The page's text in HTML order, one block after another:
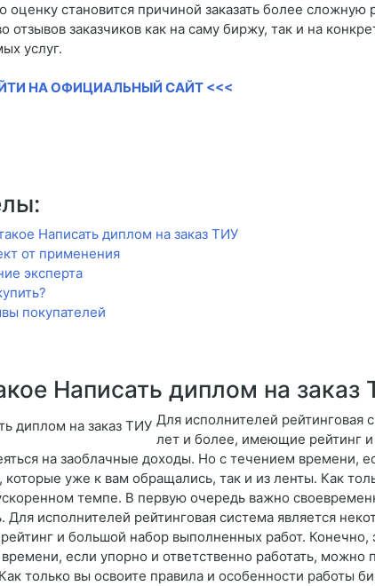
оценку становится причиной заказать более
отзывов заказчиков как на саму биржу, так и на
услуг.
НА ОФИЦИАЛЬНЫЙ САЙТ <<<
Написать диплом на заказ ТИУ
от применения
эксперта
покупателей
Написать диплом на заказ
Для исполнителей рейтинговая
лет и более, имеющие рейтинг
на заоблачные доходы. Но с течением времени,
которые уже к вам обращались, так и из ленты. Как
темпе. В первую очередь важно
Для исполнителей рейтинговая система является
и большой набор выполненных работ. Конечно,
если упорно и ответственно работать, можно
только вы освоите правила и особенности